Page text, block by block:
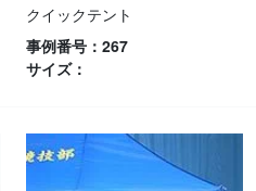
クイックテント
事例番号：267
サイズ：